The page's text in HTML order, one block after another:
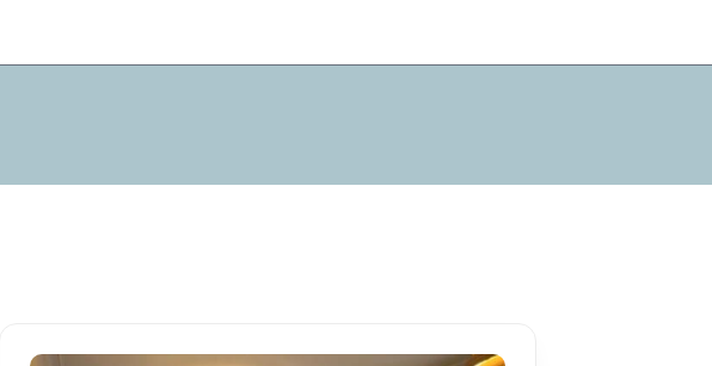
distancia a pie del Camp Nou y está rodeado de cafeterías,